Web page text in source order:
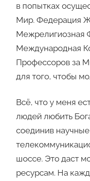
в попытках
Мир. Федерация
Межрелигиозная
Международная
Профессоров за
для того, чтобы
Всё, что у меня
людей любить
соединив
шоссе. Это даст
ресурсам. На